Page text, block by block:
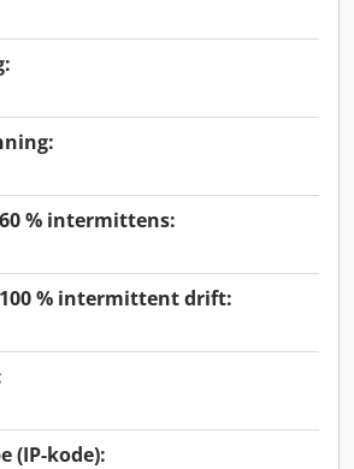
% intermittens:
% intermittent drift:
(IP-kode):